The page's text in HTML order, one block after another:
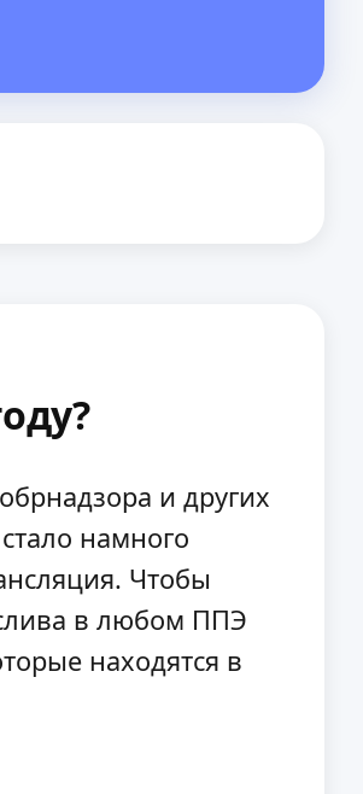
и других
намного
Чтобы
в любом ППЭ
находятся в